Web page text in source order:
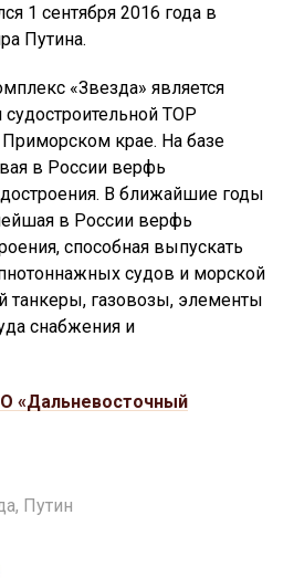
1 сентября 2016 года в
Путина.
«Звезда» является
ТОР
крае. На базе
в России верфь
В ближайшие годы
в России верфь
способная выпускать
судов и морской
танкеры, газовозы, элементы
снабжения и
«Дальневосточный
, Путин